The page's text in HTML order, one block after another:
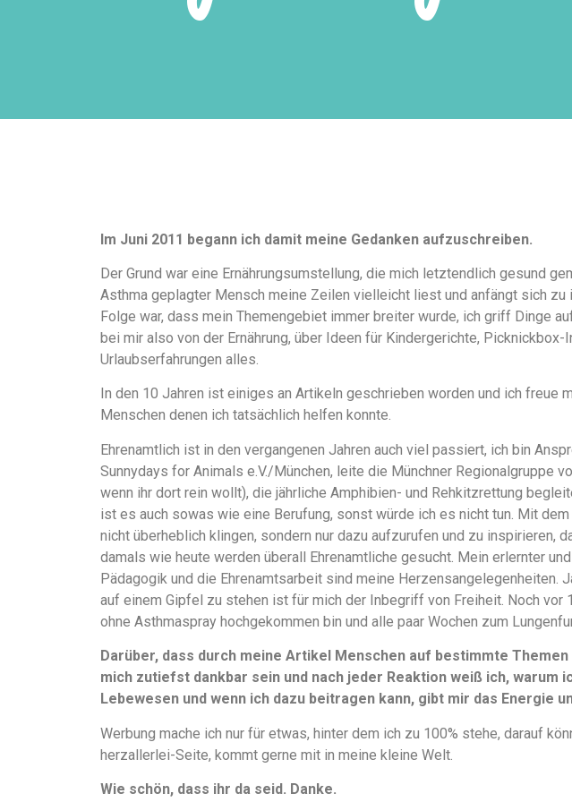
Im Juni 2011 begann ich damit meine Gedanken aufzuschreiben.
Der Grund war eine Ernährungsumstellung, die mich letztendlich gesund
Asthma geplagter Mensch meine Zeilen vielleicht liest und anfängt sich
Folge war, dass mein Themengebiet immer breiter wurde, ich griff Dinge
bei mir also von der Ernährung, über Ideen für Kindergerichte,
Urlaubserfahrungen alles.
In den 10 Jahren ist einiges an Artikeln geschrieben worden und ich freue
Menschen denen ich tatsächlich helfen konnte.
Ehrenamtlich ist in den vergangenen Jahren auch viel passiert, ich bin
Sunnydays for Animals e.V./München, leite die Münchner Regionalgruppe
wenn ihr dort rein wollt), die jährliche Amphibien- und Rehkitzrettung
ist es auch sowas wie eine Berufung, sonst würde ich es nicht tun. Mit
nicht überheblich klingen, sondern nur dazu aufzurufen und zu inspirieren,
damals wie heute werden überall Ehrenamtliche gesucht. Mein erlernter
Pädagogik und die Ehrenamtsarbeit sind meine Herzensangelegenheiten.
auf einem Gipfel zu stehen ist für mich der Inbegriff von Freiheit. Noch vor
ohne Asthmaspray hochgekommen bin und alle paar Wochen zum
Darüber, dass durch meine Artikel Menschen auf bestimmte
mich zutiefst dankbar sein und nach jeder Reaktion weiß ich,
Lebewesen und wenn ich dazu beitragen kann, gibt mir das Energie
Werbung mache ich nur für etwas, hinter dem ich zu 100% stehe, darauf
herzallerlei-Seite, kommt gerne mit in meine kleine Welt.
Wie schön, dass ihr da seid. Danke.